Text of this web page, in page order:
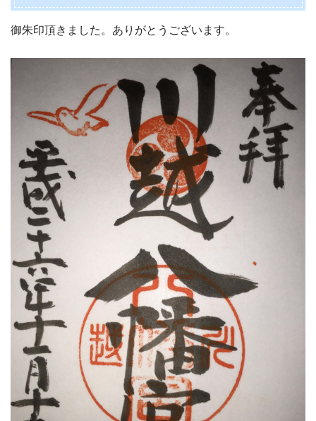
御朱印頂きました。ありがとうございます。